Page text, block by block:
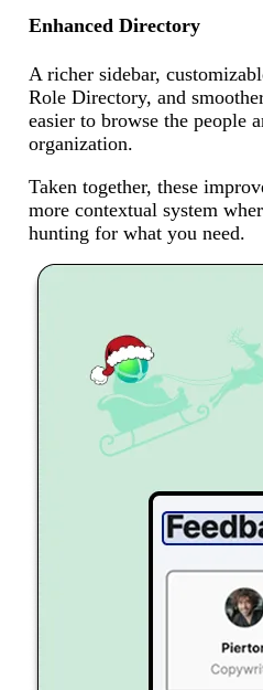
Enhanced Directory
A richer sidebar,
Role Directory, and
easier to browse the people
organization.
Taken together, these
more contextual system
hunting for what you need.